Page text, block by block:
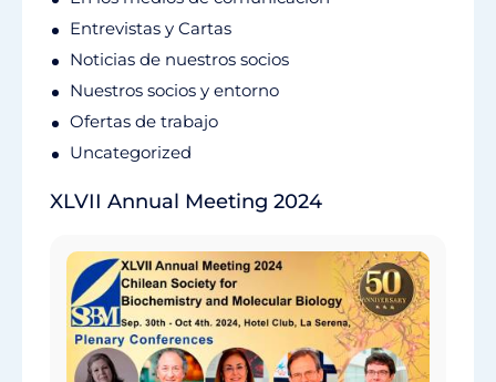
Entrevistas y Cartas
Noticias de nuestros socios
Nuestros socios y entorno
Ofertas de trabajo
Uncategorized
XLVII Annual Meeting 2024